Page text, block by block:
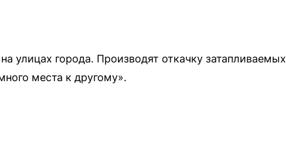
улицах города. Производят откачку затапливаемых
места к другому».